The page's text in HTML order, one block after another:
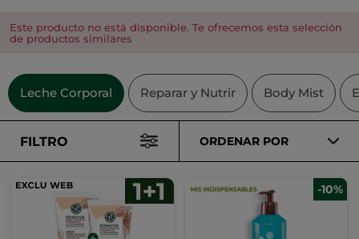
Este producto no está disponible. Te ofrecemos esta selección
de productos similares
Leche Corporal Reparar y Nutrir Body Mist
FILTRO ORDENAR POR
-10%